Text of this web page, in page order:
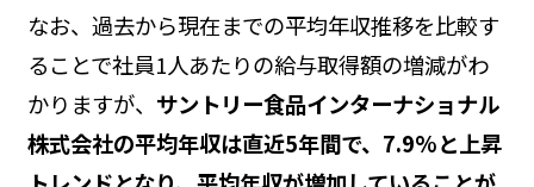
なお、過去から現在までの平均年収推移を比較す
ることで社員1人あたりの給与取得額の増減がわ
かりますが、 サントリー食品インターナショナル
株式会社の平均年収は直近5年間で、7.9%と上昇